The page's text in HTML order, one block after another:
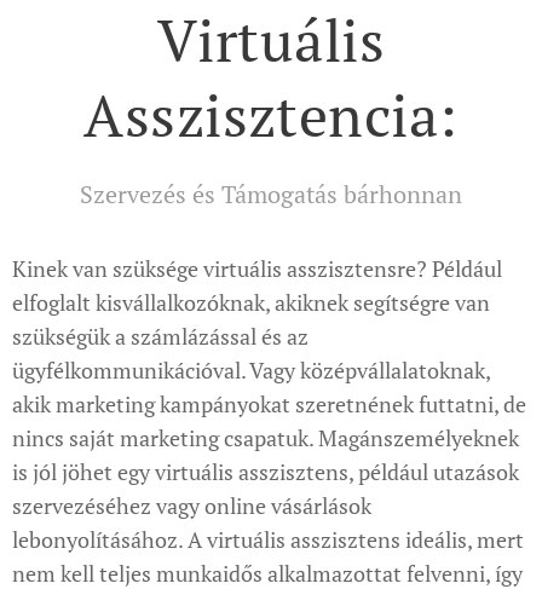
Virtuális
Asszisztencia:
Szervezés és Támogatás bárhonnan
Kinek van szüksége virtuális asszisztensre? Például
elfoglalt kisvállalkozóknak, akiknek segítségre van
szükségük a számlázással és az
ügyfélkommunikációval. Vagy középvállalatoknak,
akik marketing kampányokat szeretnének futtatni, de
nincs saját marketing csapatuk. Magánszemélyeknek
is jól jöhet egy virtuális asszisztens, például utazások
szervezéséhez vagy online vásárlások
lebonyolításához. A virtuális asszisztens ideális, mert
nem kell teljes munkaidős alkalmazottat felvenni, így